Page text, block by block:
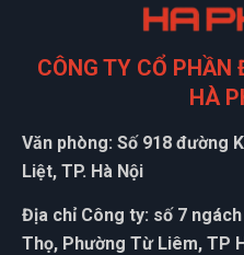
CÔNG TY CỔ PHẦN
HÀ
Văn phòng: Số 918 đường
Liệt, TP. Hà Nội
Địa chỉ Công ty: số 7
Thọ, Phường Từ Liêm, TP